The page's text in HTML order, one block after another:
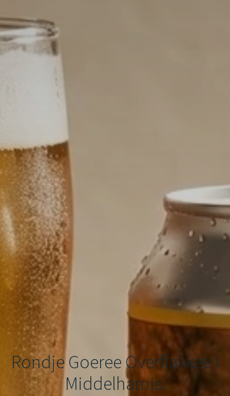
Rondje Goeree Overflakkee I
Middelharnis.